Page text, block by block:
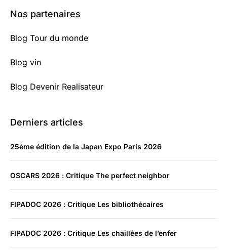
Nos partenaires
Blog Tour du monde
Blog vin
Blog Devenir Realisateur
Derniers articles
25ème édition de la Japan Expo Paris 2026
OSCARS 2026 : Critique The perfect neighbor
FIPADOC 2026 : Critique Les bibliothécaires
FIPADOC 2026 : Critique Les chaillées de l’enfer